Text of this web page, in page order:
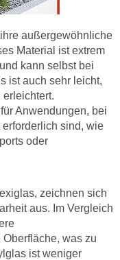
außergewöhnliche
Material ist extrem
kann selbst bei
ist auch sehr leicht,
Anwendungen, bei
sind, wie
oder
zeichnen sich
aus. Im Vergleich
was zu
ist weniger